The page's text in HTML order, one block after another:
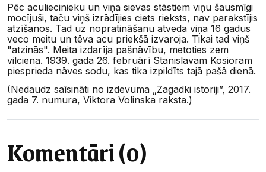
Pēc aculiecinieku un viņa sievas stāstiem viņu šausmīgi
mocījuši, taču viņš izrādījies ciets rieksts, nav parakstījis
atzīšanos. Tad uz nopratināšanu atveda viņa 16 gadus
veco meitu un tēva acu priekšā izvaroja. Tikai tad viņš
"atzinās". Meita izdarīja pašnāvību, metoties zem
vilciena. 1939. gada 26. februārī Stanislavam Kosioram
piesprieda nāves sodu, kas tika izpildīts tajā pašā dienā.
(Nedaudz saīsināti no izdevuma „Zagadki istoriji”, 2017.
gada 7. numura, Viktora Volinska raksta.)
Komentāri (0)